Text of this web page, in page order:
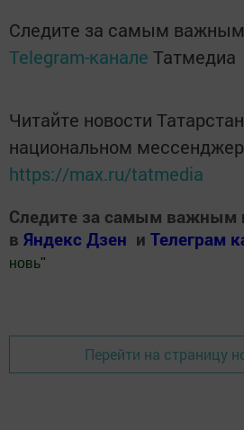
Следите за самым
Telegram-канале Татмедиа
Читайте новости
национальном
https://max.ru/tatmedia
Следите за самым важным
в Яндекс Дзен и Телеграм
новь"
Перейти на страницу